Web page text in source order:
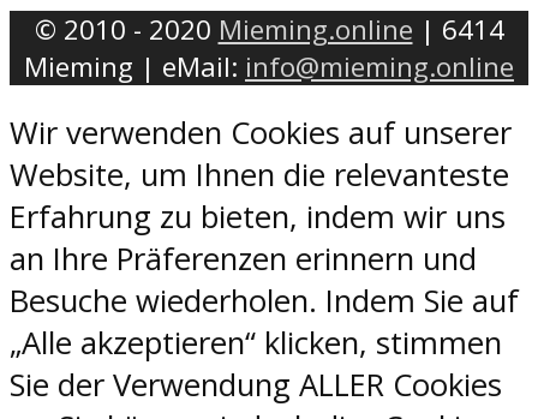
© 2010 - 2020 Mieming.online | 6414
Mieming | eMail: info@mieming.online
Wir verwenden Cookies auf unserer
Website, um Ihnen die relevanteste
Erfahrung zu bieten, indem wir uns
an Ihre Präferenzen erinnern und
Besuche wiederholen. Indem Sie auf
„Alle akzeptieren“ klicken, stimmen
Sie der Verwendung ALLER Cookies